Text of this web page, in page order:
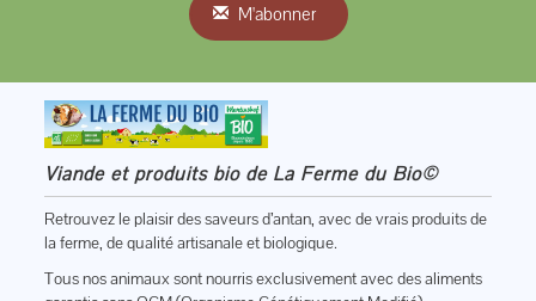
M'abonner
Viande et produits bio de La Ferme du Bio©
Retrouvez le plaisir des saveurs d’antan, avec de vrais produits de
la ferme, de qualité artisanale et biologique.
Tous nos animaux sont nourris exclusivement avec des aliments